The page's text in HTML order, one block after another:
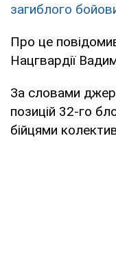
загиблого
Про це
Нацгвардії
За словами
позицій 32-го
бійцями